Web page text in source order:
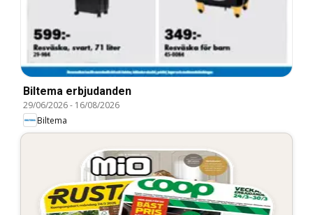
Biltema erbjudanden
29/06/2026- 16/08/2026
Biltema